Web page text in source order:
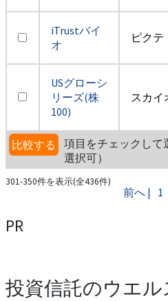
iTrustバイ
オ
ピクテ
USグローシ
リーズ(株
100)
スカイ
比較する
項目をチェックして
選択可）
301-350件を表示(全436件)
前へ | 1
PR
投資信託のウエ